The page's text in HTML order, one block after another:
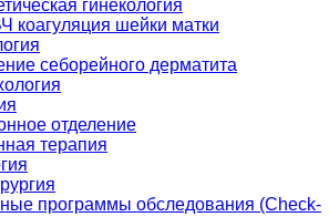
гинекология
коагуляция шейки матки
себорейного дерматита
отделение
терапия
программы обследования (Check-